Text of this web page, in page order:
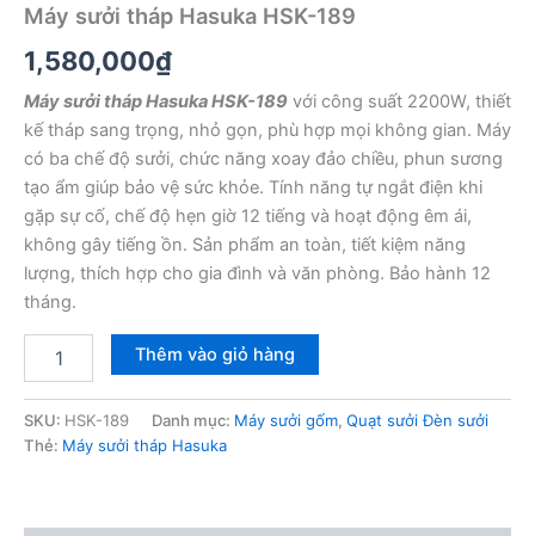
Máy sưởi tháp Hasuka HSK-189
1,580,000₫
Máy sưởi tháp Hasuka HSK-189 với công suất 2200W, thiết
kế tháp sang trọng, nhỏ gọn, phù hợp mọi không gian. Máy
có ba chế độ sưởi, chức năng xoay đảo chiều, phun sương
tạo ẩm giúp bảo vệ sức khỏe. Tính năng tự ngắt điện khi
gặp sự cố, chế độ hẹn giờ 12 tiếng và hoạt động êm ái,
không gây tiếng ồn. Sản phẩm an toàn, tiết kiệm năng
lượng, thích hợp cho gia đình và văn phòng. Bảo hành 12
tháng.
Hasuka
HSK-
Thêm vào giỏ hàng
SKU: HSK-189 Danh mục: Máy sưởi gốm, Quạt sưởi Đèn sưởi
Thẻ: Máy sưởi tháp Hasuka